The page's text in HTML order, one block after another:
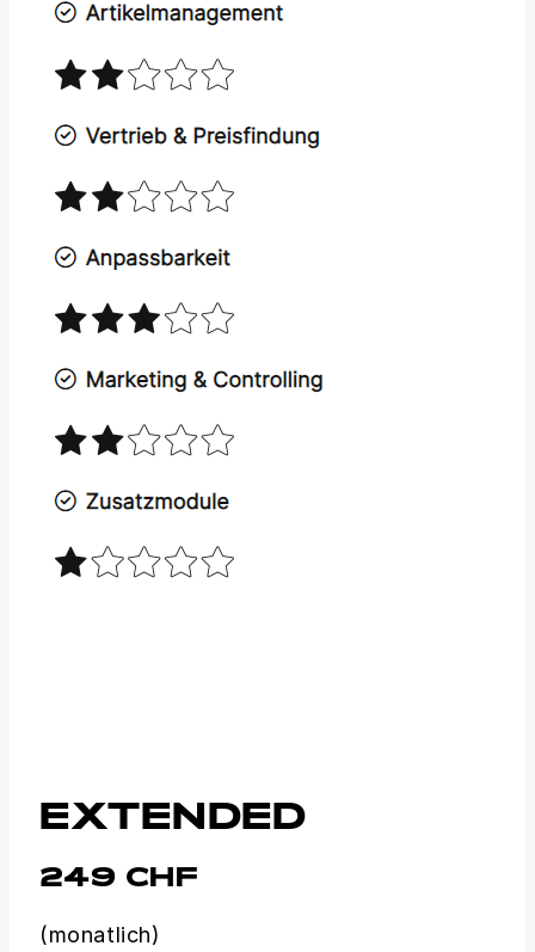
EXTENDED
249 CHF
(monatlich)